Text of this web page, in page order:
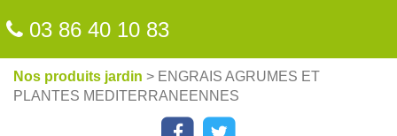
03 86 40 10 83
Nos produits jardin > ENGRAIS AGRUMES ET
PLANTES MEDITERRANEENNES